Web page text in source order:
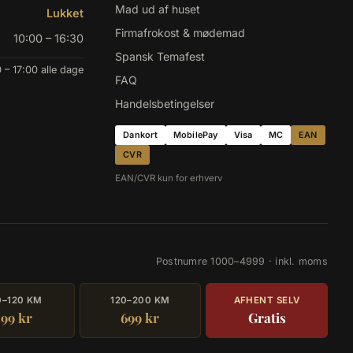
Lukket
10:00 – 16:30
– 17:00 alle dage
Mad ud af huset
Firmafrokost & mødemad
Spansk Temafest
FAQ
Handelsbetingelser
Dankort MobilePay Visa MC
EAN
CVR
EAN/CVR kun for erhverv
Postnumre 1000–4999 · inkl. moms
KM
kr
120–200 KM
699 kr
AFHENT SELV
Gratis